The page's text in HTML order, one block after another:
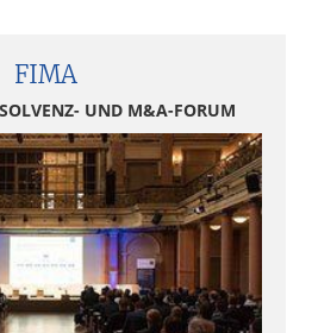
FIMA
UND M&A-FORUM